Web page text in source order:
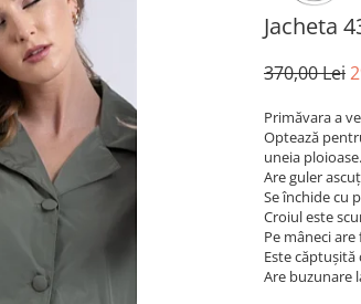
Jacheta
370,00 Lei
Primăvara a
Optează
uneia ploioase.
Are guler
Se închide cu
Croiul este
Pe mâneci
Este căptușită
Are buzunare